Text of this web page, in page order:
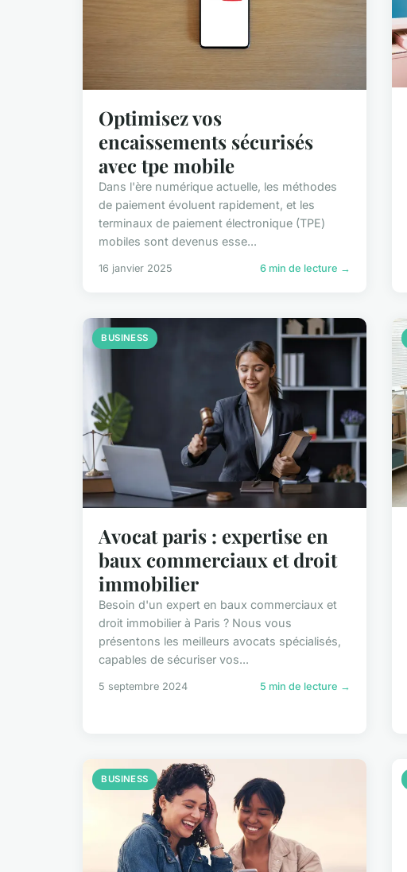
Optimisez vos
encaissements sécurisés
avec tpe mobile
Dans l'ère numérique actuelle, les méthodes
de paiement évoluent rapidement, et les
terminaux de paiement électronique (TPE)
mobiles sont devenus esse...
16 janvier 2025 6 min de lecture →
BUSINESS
Avocat paris : expertise en
baux commerciaux et droit
immobilier
Besoin d'un expert en baux commerciaux et
droit immobilier à Paris ? Nous vous
présentons les meilleurs avocats spécialisés,
capables de sécuriser vos...
5 septembre 2024 5 min de lecture →
BUSINESS